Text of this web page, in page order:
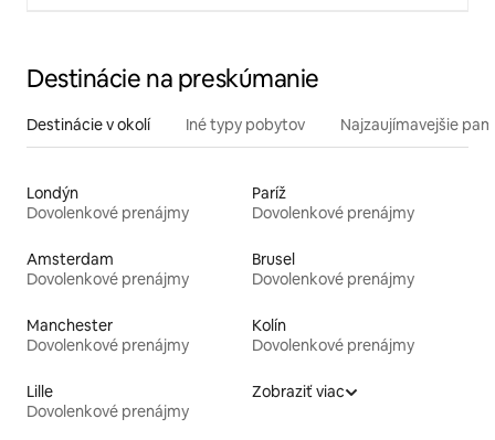
Destinácie na preskúmanie
Destinácie v okolí Iné typy pobytov Najzaujímavejšie
Londýn
Dovolenkové prenájmy
Paríž
Dovolenkové prenájmy
Amsterdam
Dovolenkové prenájmy
Brusel
Dovolenkové prenájmy
Manchester
Dovolenkové prenájmy
Kolín
Dovolenkové prenájmy
Lille
Dovolenkové prenájmy
Zobraziť viac